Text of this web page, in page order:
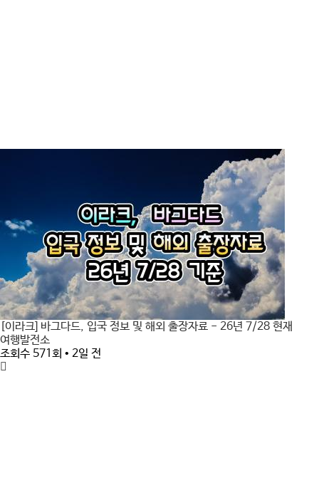
[이라크] 바그다드, 입국 정보 및 해외 출장자료 - 26년 7/28 현재
여행발전소
조회수 571회 • 2일 전